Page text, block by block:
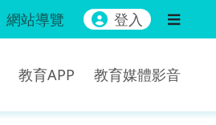
網站導覽 登入
教育APP 教育媒體影音